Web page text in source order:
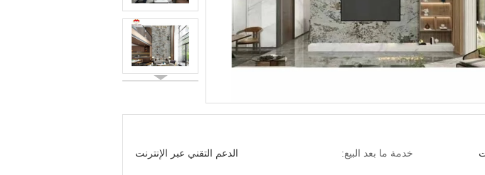
خدمة ما بعد البيع: الدعم التقني عبر الإنترنت